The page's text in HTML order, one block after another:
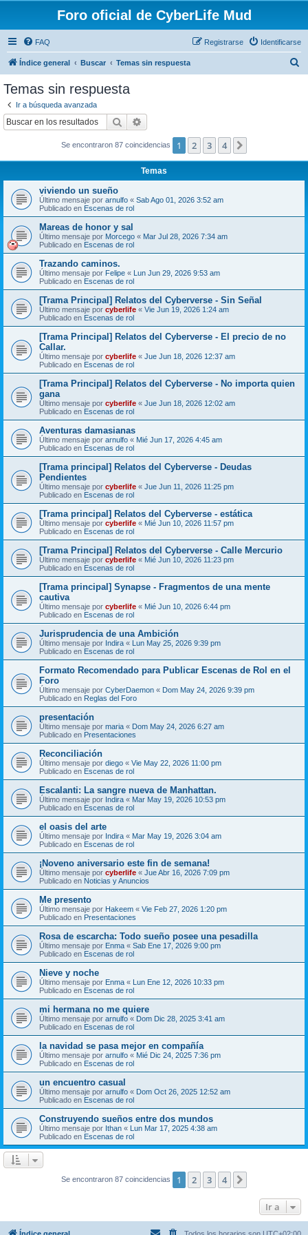
Foro oficial de CyberLife Mud
FAQ Identificarse
Registrarse
Índice general Buscar Temas sin respuesta
Temas sin respuesta
Ir a búsqueda avanzada
Buscar
Se encontraron 87 coincidencias 1 2 3 4
Temas
viviendo un sueño
Último mensaje por arnulfo « Sab Ago 01, 2026 3:52 am
Publicado en Escenas de rol
Mareas de honor y sal
Último mensaje por Morcego « Mar Jul 28, 2026 7:34 am
Publicado en Escenas de rol
Trazando caminos.
Último mensaje por Felipe « Lun Jun 29, 2026 9:53 am
Publicado en Escenas de rol
[Trama Principal] Relatos del Cyberverse - Sin Señal
Último mensaje por cyberlife « Vie Jun 19, 2026 1:24 am
Publicado en Escenas de rol
[Trama Principal] Relatos del Cyberverse - El precio de no
Callar.
Último mensaje por cyberlife « Jue Jun 18, 2026 12:37 am
Publicado en Escenas de rol
[Trama Principal] Relatos del Cyberverse - No importa quien
gana
Último mensaje por cyberlife « Jue Jun 18, 2026 12:02 am
Publicado en Escenas de rol
Aventuras damasianas
Último mensaje por arnulfo « Mié Jun 17, 2026 4:45 am
Publicado en Escenas de rol
[Trama principal] Relatos del Cyberverse - Deudas
Pendientes
Último mensaje por cyberlife « Jue Jun 11, 2026 11:25 pm
Publicado en Escenas de rol
[Trama principal] Relatos del Cyberverse - estática
Último mensaje por cyberlife « Mié Jun 10, 2026 11:57 pm
Publicado en Escenas de rol
[Trama Principal] Relatos del Cyberverse - Calle Mercurio
Último mensaje por cyberlife « Mié Jun 10, 2026 11:23 pm
Publicado en Escenas de rol
[Trama principal] Synapse - Fragmentos de una mente
cautiva
Último mensaje por cyberlife « Mié Jun 10, 2026 6:44 pm
Publicado en Escenas de rol
Jurisprudencia de una Ambición
Último mensaje por Indira « Lun May 25, 2026 9:39 pm
Publicado en Escenas de rol
Formato Recomendado para Publicar Escenas de Rol en el
Foro
Último mensaje por CyberDaemon « Dom May 24, 2026 9:39 pm
Publicado en Reglas del Foro
presentación
Último mensaje por maria « Dom May 24, 2026 6:27 am
Publicado en Presentaciones
Reconciliación
Último mensaje por diego « Vie May 22, 2026 11:00 pm
Publicado en Escenas de rol
Escalanti: La sangre nueva de Manhattan.
Último mensaje por Indira « Mar May 19, 2026 10:53 pm
Publicado en Escenas de rol
el oasis del arte
Último mensaje por Indira « Mar May 19, 2026 3:04 am
Publicado en Escenas de rol
¡Noveno aniversario este fin de semana!
Último mensaje por cyberlife « Jue Abr 16, 2026 7:09 pm
Publicado en Noticias y Anuncios
Me presento
Último mensaje por Hakeem « Vie Feb 27, 2026 1:20 pm
Publicado en Presentaciones
Rosa de escarcha: Todo sueño posee una pesadilla
Último mensaje por Enma « Sab Ene 17, 2026 9:00 pm
Publicado en Escenas de rol
Nieve y noche
Último mensaje por Enma « Lun Ene 12, 2026 10:33 pm
Publicado en Escenas de rol
mi hermana no me quiere
Último mensaje por arnulfo « Dom Dic 28, 2025 3:41 am
Publicado en Escenas de rol
la navidad se pasa mejor en compañía
Último mensaje por arnulfo « Mié Dic 24, 2025 7:36 pm
Publicado en Escenas de rol
un encuentro casual
Último mensaje por arnulfo « Dom Oct 26, 2025 12:52 am
Publicado en Escenas de rol
Construyendo sueños entre dos mundos
Último mensaje por Ithan « Lun Mar 17, 2025 4:38 am
Publicado en Escenas de rol
Se encontraron 87 coincidencias 1 2 3 4
Ir a
Índice general Todos los horarios son UTC+02:00